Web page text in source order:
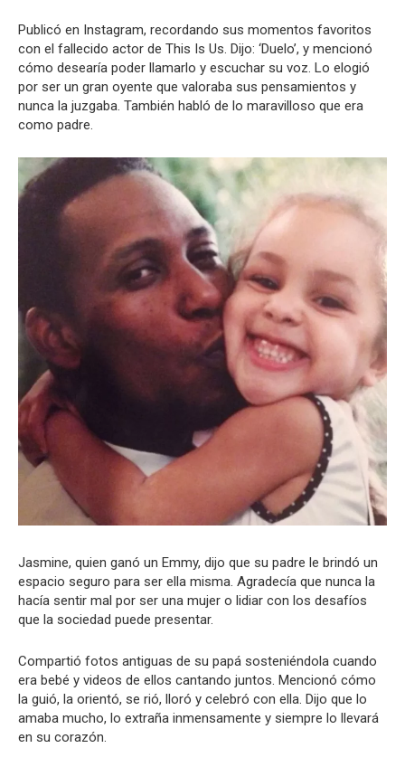
Publicó en Instagram, recordando sus momentos favoritos
con el fallecido actor de This Is Us. Dijo: ‘Duelo’, y mencionó
cómo desearía poder llamarlo y escuchar su voz. Lo elogió
por ser un gran oyente que valoraba sus pensamientos y
nunca la juzgaba. También habló de lo maravilloso que era
como padre.
Jasmine, quien ganó un Emmy, dijo que su padre le brindó un
espacio seguro para ser ella misma. Agradecía que nunca la
hacía sentir mal por ser una mujer o lidiar con los desafíos
que la sociedad puede presentar.
Compartió fotos antiguas de su papá sosteniéndola cuando
era bebé y videos de ellos cantando juntos. Mencionó cómo
la guió, la orientó, se rió, lloró y celebró con ella. Dijo que lo
amaba mucho, lo extraña inmensamente y siempre lo llevará
en su corazón.